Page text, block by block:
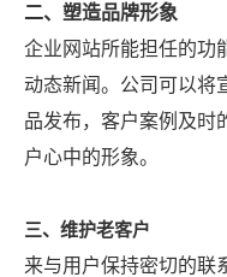
二、塑造品牌形象
企业网站所能担任的功
动态新闻。公司可以将
品发布，客户案例及时
户心中的形象。
三、维护老客户
来与用户保持密切的联